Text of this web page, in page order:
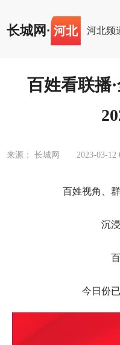
长城网 · 河北 河北频
百姓看联播
来源： 长城网 2023-03-12
百姓视角、
沉
今日份